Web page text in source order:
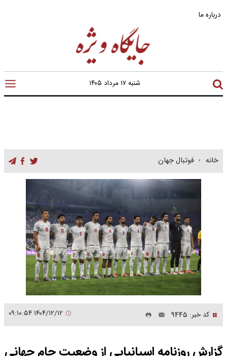
درباره ما
شنبه ۱۷ مرداد ۱۴۰۵
خانه فوتبال جهان
کد خبر: 9445